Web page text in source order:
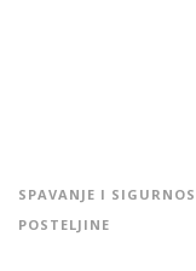
SPAVANJE I
POSTELJINE